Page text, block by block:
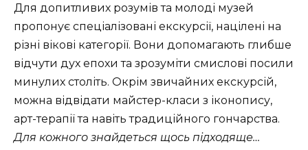
Для допитливих розумів та молоді музей
пропонує спеціалізовані екскурсії, націлені на
різні вікові категорії. Вони допомагають глибше
відчути дух епохи та зрозуміти смислові посили
минулих століть. Окрім звичайних екскурсій,
можна відвідати майстер-класи з іконопису,
арт-терапії та навіть традиційного гончарства.
Для кожного знайдеться щось підходяще…